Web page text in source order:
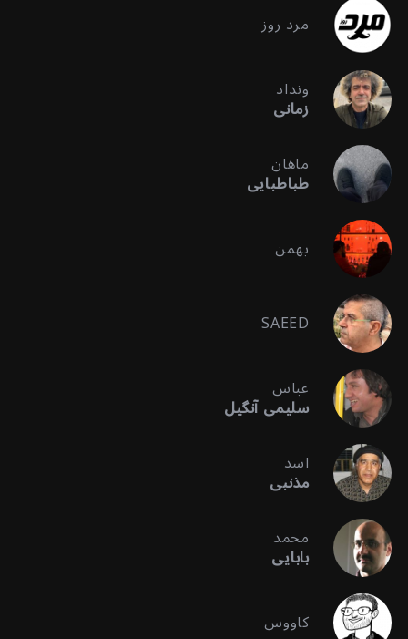
مرد روز
ونداد
زمانی
ماهان
طباطبایی
بهمن
SAEED
عباس
سلیمی آنگیل
اسد
مذنبی
محمد
بابایی
کاووس